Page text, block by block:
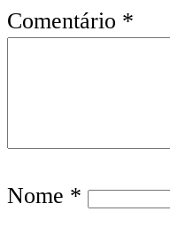
Comentário *
Nome *